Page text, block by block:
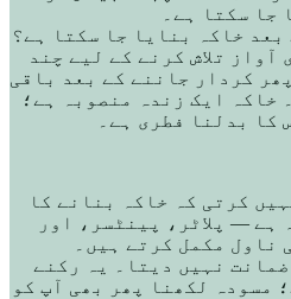
جا سکتا ہے۔
خاکہ بنایا جا سکتا ہے؟
آواز تلاش کرنے کے لیے چند
کردار جاننے کے بعد باقی
خاکہ ایک زندہ منصوبہ ہے؛
کا بدلنا فطری ہے۔
کرتی کہ خاکہ بنانے کا
ہے — پلاٹر، پینٹسر، اور
ناول مکمل کرتے ہیں۔
نہیں دیتا۔ یہ رکنے
مسودہ لکھنا پھر بھی آپ کو